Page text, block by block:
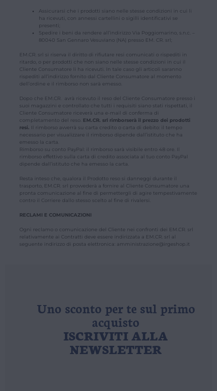
Assicurarsi che i prodotti siano nelle stesse condizioni in cui li
ha ricevuti, con annessi cartellini o sigilli identificativi se
presenti;
Spedire i beni da rendere all’indirizzo Via Poggiomarino, s.n.c. –
80040 San Gennaro Vesuviano (NA) presso EM. CR. srl;
EM.CR. srl si riserva il diritto di rifiutare resi comunicati o rispediti in
ritardo, o per prodotti che non siano nelle stesse condizioni in cui il
Cliente Consumatore li ha ricevuti. In tale caso gli articoli saranno
rispediti all’indirizzo fornito dal Cliente Consumatore al momento
dell’ordine e il rimborso non sarà emesso.
Dopo che EM.CR. avrà ricevuto il reso del Cliente Consumatore presso i
suoi magazzini e controllato che tutti i requisiti siano stati rispettati, il
Cliente Consumatore riceverà una e-mail di conferma di
completamento del reso. EM.CR. srl rimborserà il prezzo dei prodotti
resi. Il rimborso avverrà su carta credito o carta di debito: il tempo
necessario per visualizzare il rimborso dipende dall’istituto che ha
emesso la carta.
Rimborso su conto PayPal: il rimborso sarà visibile entro 48 ore. Il
rimborso effettivo sulla carta di credito associata al tuo conto PayPal
dipende dall’istituto che ha emesso la carta.
Resta inteso che, qualora il Prodotto reso si danneggi durante il
trasporto, EM.CR. srl provvederà a fornire al Cliente Consumatore una
pronta comunicazione al fine di permettergli di agire tempestivamente
contro il Corriere dallo stesso scelto al fine di rivalersi.
RECLAMI E COMUNICAZIONI
Ogni reclamo o comunicazione del Cliente nei confronti dei EM.CR. srl
relativamente ai Contratti deve essere indirizzata a EM.CR. srl al
seguente indirizzo di posta elettronica: amministrazione@irgeshop.it
Uno sconto per te sul primo
acquisto
ISCRIVITI ALLA
NEWSLETTER